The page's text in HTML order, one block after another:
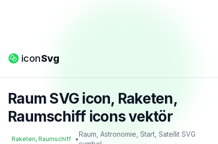
iconSvg
Raum SVG icon, Raketen,
Raumschiff icons vektör
Raketen, Raumschiff •
Raum, Astronomie, Start, Satellit SVG